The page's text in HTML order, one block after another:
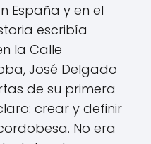
España y en el
escribía
la Calle
José Delgado
de su primera
crear y definir
No era